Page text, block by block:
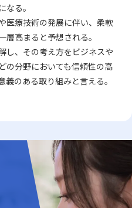
る。
医療技術の発展に伴い、柔軟
高まると予想される。
し、その考え方をビジネスや
の分野においても信頼性の高
のある取り組みと言える。